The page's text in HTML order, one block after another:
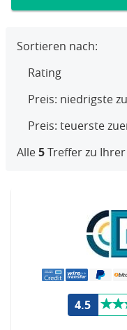
Sortieren nach:
Rating
Preis: niedrigste
Preis: teuerste
Alle5Treffer zu
4.5